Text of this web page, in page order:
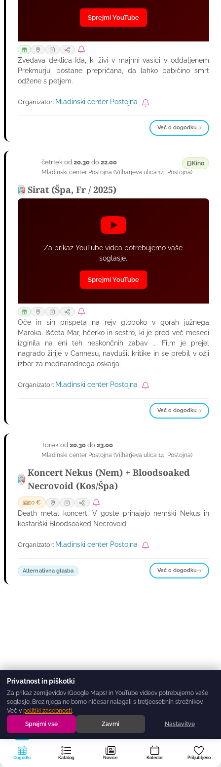
Dogodki Katalog Novice Koledar Priljubljeno
Sprejmi YouTube
Zvedava deklica Ida, ki živi v majhni vasici v oddaljenem
Prekmurju, postane prepričana, da lahko babičino smrt
odžene s petjem.
Organizator: Mladinski center Postojna
Več o dogodku
četrtek od 20.30do 22.00
Mladinski center Postojna (Vilharjeva ulica 14, Postojna)
Za prikaz YouTube videa potrebujemo vaše
soglasje.
Sprejmi YouTube
Sirat (Špa, Fr / 2025)
Oče in sin prispeta na rejv globoko v gorah južnega
Maroka. Iščeta Mar, hčerko in sestro, ki je pred več meseci
izginila na eni teh neskončnih zabav ... Film je prejel
nagrado žirije v Cannesu, navdušil kritike in se prebil v ožji
izbor za mednarodnega oskarja.
Organizator: Mladinski center Postojna
Kino
Več o dogodku
Torek od 20.30do 23.00
Mladinski center Postojna (Vilharjeva ulica 14, Postojna)
10 €
Koncert Nekus (Nem) + Bloodsoaked
Necrovoid (Kos/Špa)
Death metal koncert. V goste prihajajo nemški Nekus in
kostariški Bloodsoaked Necrovoid.
Organizator: Mladinski center Postojna
Alternativna glasba Več o dogodku
Privatnost in piškotki
Za prikaz zemljevidov (Google Maps) in YouTube videov potrebujemo vaše
soglasje. Brez njega ne bomo ničesar nalagali s tretjeosebnih strežnikov.
Več v politiki zasebnosti.
Sprejmi vse
Zavrni Nastavitve